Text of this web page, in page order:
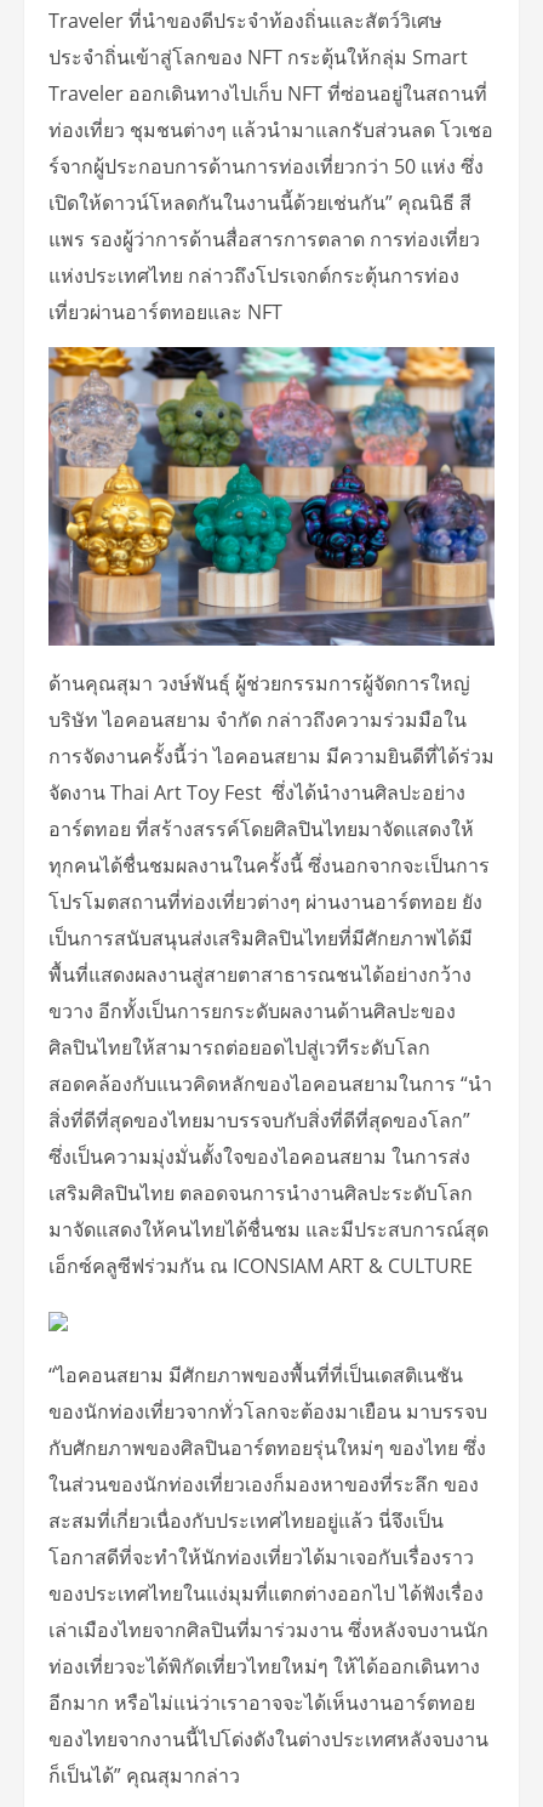
Traveler ที่นำของดีประจำท้องถิ่นและสัตว์วิเศษ
ประจำถิ่นเข้าสู่โลกของ NFT กระตุ้นให้กลุ่ม Smart
Traveler ออกเดินทางไปเก็บ NFT ที่ซ่อนอยู่ในสถานที่
ท่องเที่ยว ชุมชนต่างๆ แล้วนำมาแลกรับส่วนลด โวเชอ
ร์จากผู้ประกอบการด้านการท่องเที่ยวกว่า 50 แห่ง ซึ่ง
เปิดให้ดาวน์โหลดกันในงานนี้ด้วยเช่นกัน” คุณนิธี สี
แพร รองผู้ว่าการด้านสื่อสารการตลาด การท่องเที่ยว
แห่งประเทศไทย กล่าวถึงโปรเจกต์กระตุ้นการท่อง
เที่ยวผ่านอาร์ตทอยและ NFT
ด้านคุณสุมา วงษ์พันธุ์ ผู้ช่วยกรรมการผู้จัดการใหญ่
บริษัท ไอคอนสยาม จำกัด กล่าวถึงความร่วมมือใน
การจัดงานครั้งนี้ว่า ไอคอนสยาม มีความยินดีที่ได้ร่วม
จัดงาน Thai Art Toy Fest ซึ่งได้นำงานศิลปะอย่าง
อาร์ตทอย ที่สร้างสรรค์โดยศิลปินไทยมาจัดแสดงให้
ทุกคนได้ชื่นชมผลงานในครั้งนี้ ซึ่งนอกจากจะเป็นการ
โปรโมตสถานที่ท่องเที่ยวต่างๆ ผ่านงานอาร์ตทอย ยัง
เป็นการสนับสนุนส่งเสริมศิลปินไทยที่มีศักยภาพได้มี
พื้นที่แสดงผลงานสู่สายตาสาธารณชนได้อย่างกว้าง
ขวาง อีกทั้งเป็นการยกระดับผลงานด้านศิลปะของ
ศิลปินไทยให้สามารถต่อยอดไปสู่เวทีระดับโลก
สอดคล้องกับแนวคิดหลักของไอคอนสยามในการ “นำ
สิ่งที่ดีที่สุดของไทยมาบรรจบกับสิ่งที่ดีที่สุดของโลก”
ซึ่งเป็นความมุ่งมั่นตั้งใจของไอคอนสยาม ในการส่ง
เสริมศิลปินไทย ตลอดจนการนำงานศิลปะระดับโลก
มาจัดแสดงให้คนไทยได้ชื่นชม และมีประสบการณ์สุด
เอ็กซ์คลูซีฟร่วมกัน ณ ICONSIAM ART & CULTURE
“ไอคอนสยาม มีศักยภาพของพื้นที่ที่เป็นเดสติเนชัน
ของนักท่องเที่ยวจากทั่วโลกจะต้องมาเยือน มาบรรจบ
กับศักยภาพของศิลปินอาร์ตทอยรุ่นใหม่ๆ ของไทย ซึ่ง
ในส่วนของนักท่องเที่ยวเองก็มองหาของที่ระลึก ของ
สะสมที่เกี่ยวเนื่องกับประเทศไทยอยู่แล้ว นี่จึงเป็น
โอกาสดีที่จะทำให้นักท่องเที่ยวได้มาเจอกับเรื่องราว
ของประเทศไทยในแง่มุมที่แตกต่างออกไป ได้ฟังเรื่อง
เล่าเมืองไทยจากศิลปินที่มาร่วมงาน ซึ่งหลังจบงานนัก
ท่องเที่ยวจะได้พิกัดเที่ยวไทยใหม่ๆ ให้ได้ออกเดินทาง
อีกมาก หรือไม่แน่ว่าเราอาจจะได้เห็นงานอาร์ตทอย
ของไทยจากงานนี้ไปโด่งดังในต่างประเทศหลังจบงาน
ก็เป็นได้” คุณสุมากล่าว